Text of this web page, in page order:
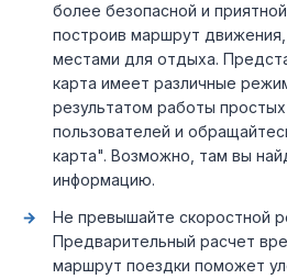
более безопасной и
построив маршрут
местами для отдыха.
карта имеет различные
результатом работы
пользователей и
карта". Возможно, там вы
информацию.
Не превышайте скоростной
Предварительный расчет
маршрут поездки поможет